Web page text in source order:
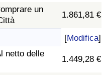
un
1.861,81 €
[Modifica]
netto delle
1.449,28 €
(Corrente)